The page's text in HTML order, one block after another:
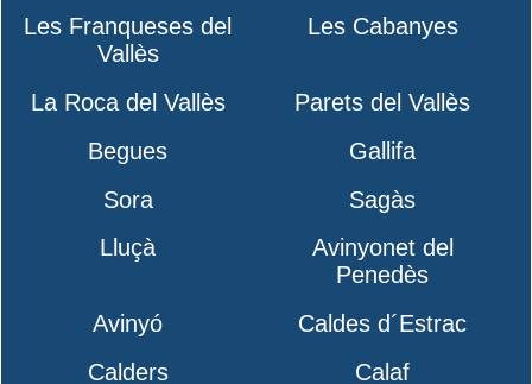
Les Franqueses del
Vallès
Les Cabanyes
La Roca del Vallès
Parets del Vallès
Begues
Gallifa
Sora
Sagàs
Lluçà
Avinyonet del
Penedès
Avinyó
Caldes d´Estrac
Calders
Calaf